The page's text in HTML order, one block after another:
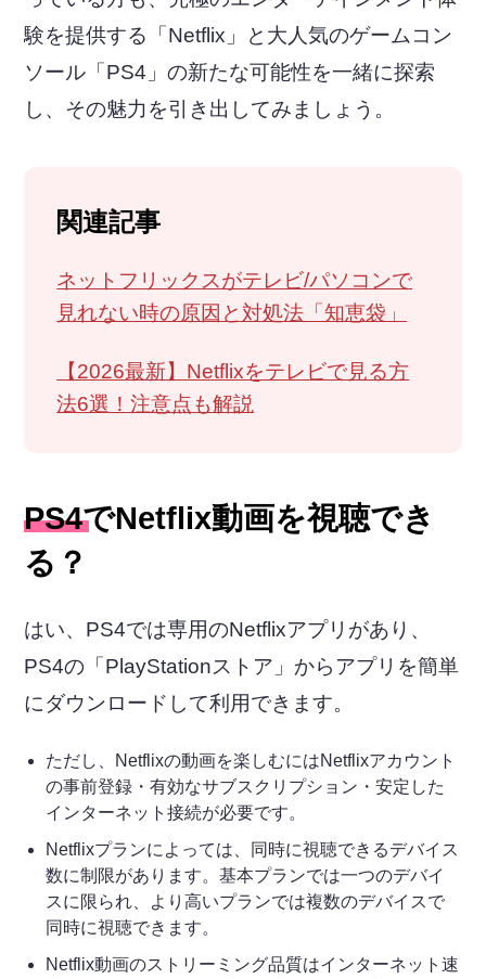
験を提供する「Netflix」と大人気のゲームコン
ソール「PS4」の新たな可能性を一緒に探索
し、その魅力を引き出してみましょう。
関連記事
ネットフリックスがテレビ/パソコンで
見れない時の原因と対処法「知恵袋」
【2026最新】Netflixをテレビで見る方
法6選！注意点も解説
PS4でNetflix動画を視聴でき
る？
はい、PS4では専用のNetflixアプリがあり、
PS4の「PlayStationストア」からアプリを簡単
にダウンロードして利用できます。
ただし、Netflixの動画を楽しむにはNetflixアカウント
の事前登録・有効なサブスクリプション・安定した
インターネット接続が必要です。
Netflixプランによっては、同時に視聴できるデバイス
数に制限があります。基本プランでは一つのデバイ
スに限られ、より高いプランでは複数のデバイスで
同時に視聴できます。
Netflix動画のストリーミング品質はインターネット速